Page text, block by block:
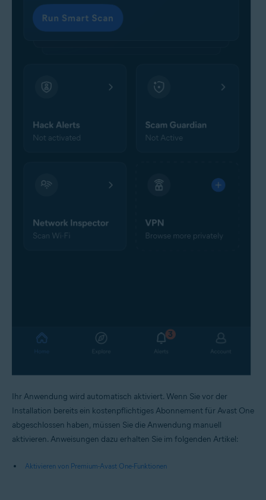
Ihr Anwendung wird automatisch aktiviert. Wenn Sie vor der
Installation bereits ein kostenpflichtiges Abonnement für Avast One
abgeschlossen haben, müssen Sie die Anwendung manuell
aktivieren. Anweisungen dazu erhalten Sie im folgenden Artikel:
Aktivieren von Premium-Avast One-Funktionen